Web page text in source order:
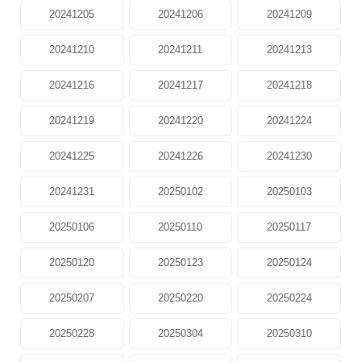
20241205 20241206 20241209
20241210 20241211 20241213
20241216 20241217 20241218
20241219 20241220 20241224
20241225 20241226 20241230
20241231 20250102 20250103
20250106 20250110 20250117
20250120 20250123 20250124
20250207 20250220 20250224
20250228 20250304 20250310